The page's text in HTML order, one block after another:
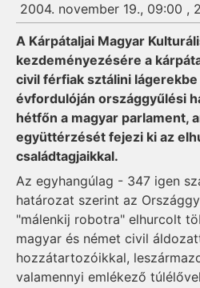
2004. november 19., 09:00 ,
A Kárpátaljai Magyar
kezdeményezésére a
civil férfiak sztálini
évfordulóján országgyűlési
hétfőn a magyar parlament,
együttérzését fejezi ki az
családtagjaikkal.
Az egyhangúlag - 347 igen
határozat szerint az
"málenkij robotra" elhurcolt
magyar és német civil
hozzátartozóikkal,
valamennyi emlékező